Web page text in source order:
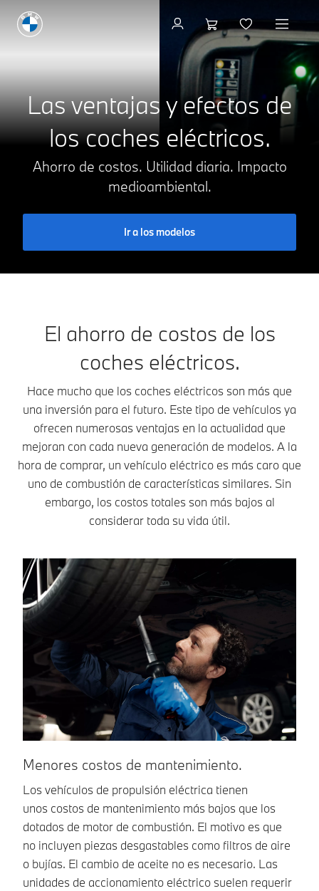
Las ventajas y efectos de
los coches eléctricos.
Ahorro de costos. Utilidad diaria. Impacto
medioambiental.
Ir a los modelos
Pide una prueba
El ahorro de costos de los
coches eléctricos.
Hace mucho que los coches eléctricos son más que
una inversión para el futuro. Este tipo de vehículos ya
ofrecen numerosas ventajas en la actualidad que
mejoran con cada nueva generación de modelos. A la
hora de comprar, un vehículo eléctrico es más caro que
uno de combustión de características similares. Sin
embargo, los costos totales son más bajos al
considerar toda su vida útil.
Menores costos de mantenimiento.
Los vehículos de propulsión eléctrica tienen
unos costos de mantenimiento más bajos que los
dotados de motor de combustión. El motivo es que
no incluyen piezas desgastables como filtros de aire
o bujías. El cambio de aceite no es necesario. Las
unidades de accionamiento eléctrico suelen requerir